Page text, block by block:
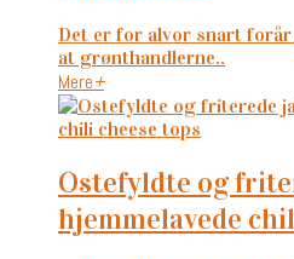
Det er for alvor snart
at grønthandlerne..
Mere+
ostefyldte og friterede jalapeños –
hjemmelavede